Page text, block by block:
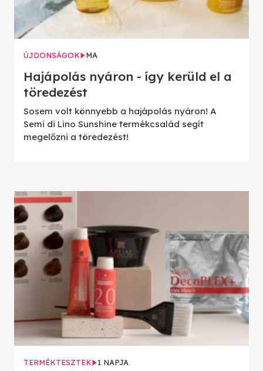
ÚJDONSÁGOK MA
Hajápolás nyáron - így kerüld el a
töredezést
Sosem volt könnyebb a hajápolás nyáron! A
Semi di Lino Sunshine termékcsalád segít
megelőzni a töredezést!
TERMÉKTESZTEK 1 NAPJA